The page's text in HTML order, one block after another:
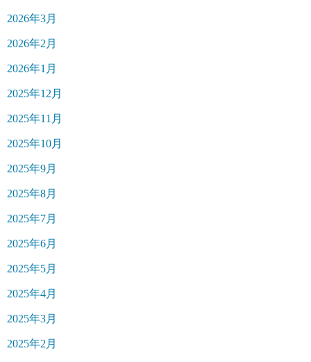
2026年3月
2026年2月
2026年1月
2025年12月
2025年11月
2025年10月
2025年9月
2025年8月
2025年7月
2025年6月
2025年5月
2025年4月
2025年3月
2025年2月